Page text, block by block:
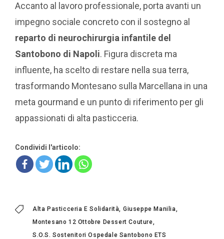
Accanto al lavoro professionale, porta avanti un
impegno sociale concreto con il sostegno al
reparto di neurochirurgia infantile del
Santobono di Napoli. Figura discreta ma
influente, ha scelto di restare nella sua terra,
trasformando Montesano sulla Marcellana in una
meta gourmand e un punto di riferimento per gli
appassionati di alta pasticceria.
Condividi l'articolo:
Alta Pasticceria E Solidarità Giuseppe Manilia
Montesano 12 Ottobre Dessert Couture
S.O.S. Sostenitori Ospedale Santobono ETS